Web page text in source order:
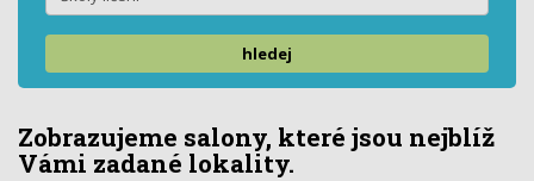
hledej
Zobrazujeme salony, které jsou nejblíž
Vámi zadané lokality.